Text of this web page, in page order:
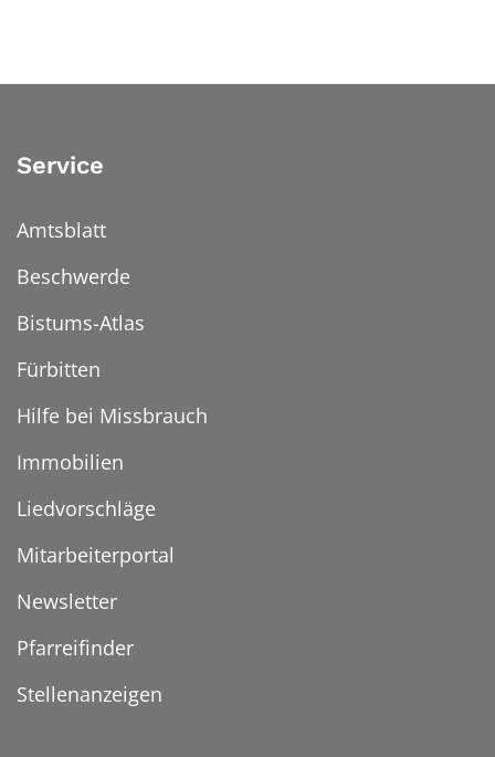
Service
Amtsblatt
Beschwerde
Bistums-Atlas
Fürbitten
Hilfe bei Missbrauch
Immobilien
Liedvorschläge
Mitarbeiterportal
Newsletter
Pfarreifinder
Stellenanzeigen